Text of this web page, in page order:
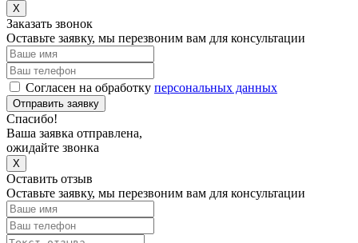
X
Заказать звонок
Оставьте заявку, мы перезвоним вам для консультации
Согласен на обработку персональных данных
Отправить заявку
Спасибо!
Ваша заявка отправлена,
ожидайте звонка
X
Оставить отзыв
Оставьте заявку, мы перезвоним вам для консультации